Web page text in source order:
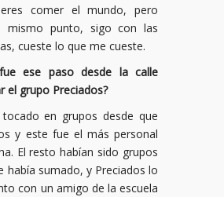
comer el mundo, pero
mismo punto, sigo con las
cueste lo que me cueste.
ese paso desde la calle
el grupo Preciados?
en grupos desde que
y este fue el más personal
El resto habían sido grupos
había sumado, y Preciados lo
con un amigo de la escuela